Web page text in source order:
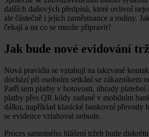
dalších daňových předpisů, které ovlivní
ale částečně i jejich zaměstnance a rodiny.
čekají a na co se musíte připravit?
Jak bude nové evidování
Nová pravidla se vztahují na takzvané
dochází při osobním setkání se zákazníkem
Patří sem platby v hotovosti, úhrady platební
platby přes QR kódy zadané v mobilním
dálku, například klasické bankovní převody
se evidence vztahovat nebude.
Proces samotného hlášení tržeb bude